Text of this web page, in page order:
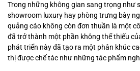
Trong những không gian sang trọng như
showroom luxury hay phòng trưng bày
quảng cáo không còn đơn thuần là một
đã trở thành một phần không thể thiếu
phát triển này đã tạo ra một phân khúc
thị được chế tác như những tác phẩm